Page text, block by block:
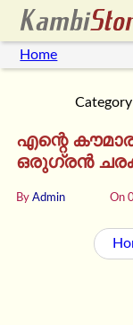
Home
Category
എന്റെ
ഒരുഗ്രൻ
By Admin On